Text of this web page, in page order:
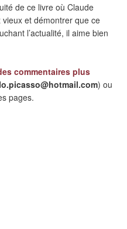
de ce livre où Claude
et démontrer que ce
l’actualité, il aime bien
commentaires plus
) ou
pages.